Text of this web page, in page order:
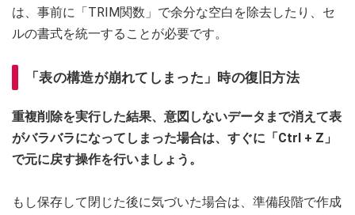
は、事前に「TRIM関数」で余分な空白を除去したり、セ
ルの書式を統一することが必要です。
「表の構造が崩れてしまった」時の復旧方法
重複削除を実行した結果、意図しないデータまで消えて表
がバラバラになってしまった場合は、すぐに「Ctrl + Z」
で元に戻す操作を行いましょう。
もし保存して閉じた後に気づいた場合は、準備段階で作成